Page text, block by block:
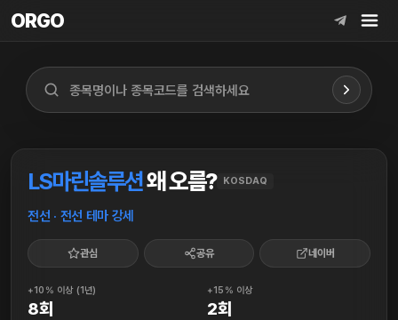
ORGO
ORGO
LS마린솔루션왜 오름? KOSDAQ
전선 · 전선 테마 강세
관심 공유 네이버
+10% 이상 (1년)
8회
+15% 이상
2회